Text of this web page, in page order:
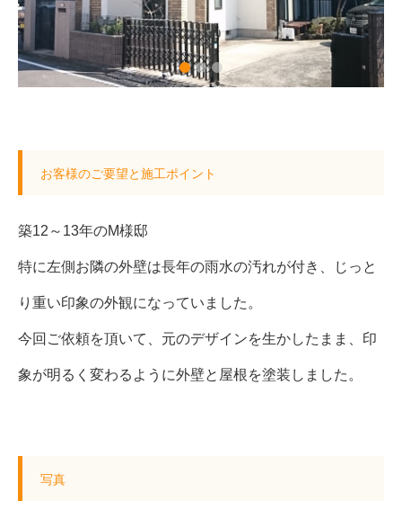
2 3
お客様のご要望と施工ポイント
築12～13年のM様邸
特に左側お隣の外壁は長年の雨水の汚れが付き、じっと
り重い印象の外観になっていました。
今回ご依頼を頂いて、元のデザインを生かしたまま、印
象が明るく変わるように外壁と屋根を塗装しました。
写真